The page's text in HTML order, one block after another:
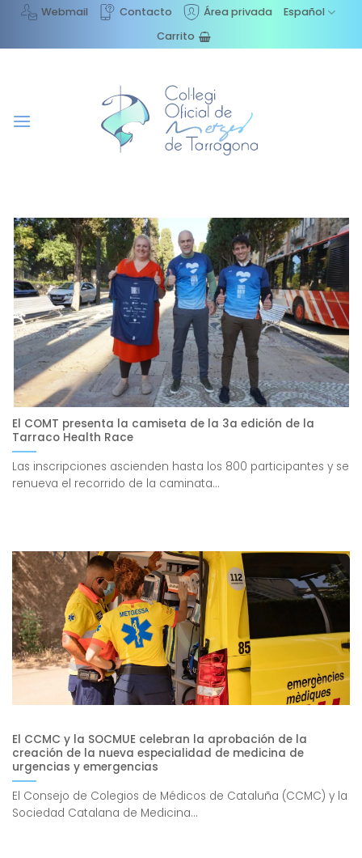
Saltar
contenido
Webmail Contacto Área privada
Español
Carrito
El COMT presenta la camiseta de la 3a edición de la
Tarraco Health Race
Las inscripciones ascienden hasta los 800 participantes y se
renueva el recorrido de la caminata...
El CCMC y la SOCMUE celebran la aprobación de la
creación de la nueva especialidad de medicina de
urgencias y emergencias
El Consejo de Colegios de Médicos de Cataluña (CCMC) y la
Sociedad Catalana de Medicina...